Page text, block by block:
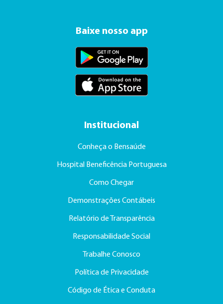
Baixe nosso app
Institucional
Conheça o Bensaúde
Hospital Beneficência Portuguesa
Como Chegar
Demonstrações Contábeis
Relatório de Transparência
Responsabilidade Social
Trabalhe Conosco
Política de Privacidade
Código de Ética e Conduta